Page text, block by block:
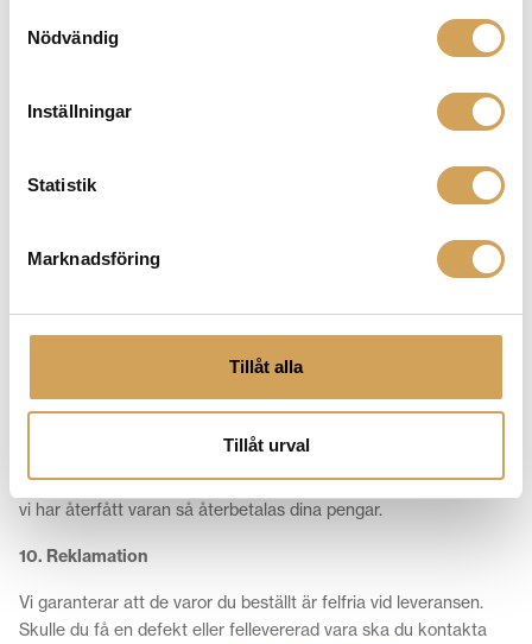
Nödvändig
Inställningar
Statistik
Marknadsföring
Tillåt alla
Tillåt urval
rörförstärkare/rörslutsteg/rörförsteg m.m)
Godis
Specialbeställningar som inte finns i vårat ordinarie
sortiment. (Kabellängder, färger m.m hör gärna av er om ni
Ordrar (Produkter) som inte finns på Hifi Experience
gärna.
Återbetalning sker till kort/konto som användes vid köp.
För mer information kontakta oss på
info@hifiexperience.seeller telefon 018-124010.
Kontakta oss gärna innan du skickar tillbaka produkten. Så snart
vi har återfått varan så återbetalas dina pengar.
10. Reklamation
Vi garanterar att de varor du beställt är felfria vid leveransen.
Skulle du få en defekt eller fellevererad vara ska du kontakta